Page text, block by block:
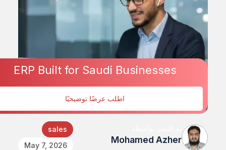
ERP Built for Saudi Businesses
اطلب عرضًا توضيحيًا
Mohamed Azher
sales
May 7, 2026